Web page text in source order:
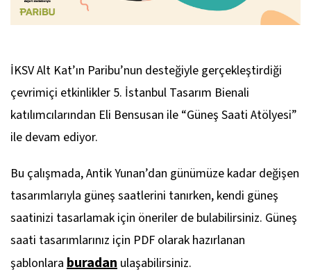
İKSV Alt Kat’ın Paribu’nun desteğiyle gerçekleştirdiği
çevrimiçi etkinlikler 5. İstanbul Tasarım Bienali
katılımcılarından Eli Bensusan ile “Güneş Saati Atölyesi”
ile devam ediyor.
Bu çalışmada, Antik Yunan’dan günümüze kadar değişen
tasarımlarıyla güneş saatlerini tanırken, kendi güneş
saatinizi tasarlamak için öneriler de bulabilirsiniz. Güneş
saati tasarımlarınız için PDF olarak hazırlanan
şablonlara buradan ulaşabilirsiniz.